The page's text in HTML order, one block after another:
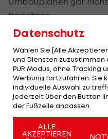
berichtet.
Die Behäbigkeit im
aber zum Problem
den Plänen losgeht,
abzuschätzen.
Ralf Rangnickwird
seinen Plänen
seinen Verbleib nach
Datenschutz
Wählen Sie [Alle
und Diensten zuzustimmen
PUR Modus, ohne Tracking
Werbung fortzufahren. Sie
individuelle Auswahl zu
jederzeit über den Button
der Fußzeile anpassen.
ALLE
AKZEPTIEREN